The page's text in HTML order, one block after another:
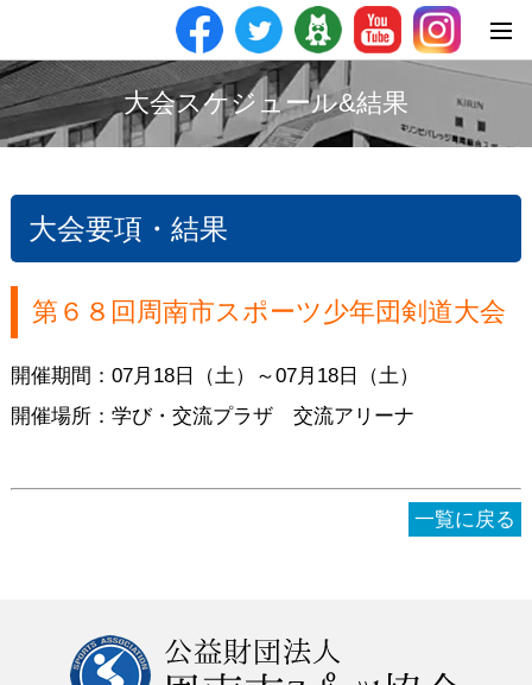
大会スケジュール&結果
大会要項・結果
第６８回周南市スポーツ少年団剣道大会
開催期間：07月18日（土）～07月18日（土）
開催場所：学び・交流プラザ 交流アリーナ
一覧に戻る